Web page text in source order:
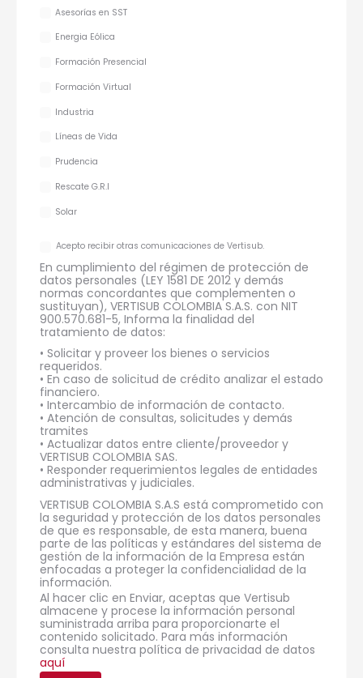
Asesorías en SST
Energia Eólica
Formación Presencial
Formación Virtual
Industria
Líneas de Vida
Prudencia
Rescate G.R.I
Solar
Acepto recibir otras comunicaciones de Vertisub.
En cumplimiento del régimen de protección de
datos personales (LEY 1581 DE 2012 y demás
normas concordantes que complementen o
sustituyan), VERTISUB COLOMBIA S.A.S. con NIT
900.570.681-5, Informa la finalidad del
tratamiento de datos:
• Solicitar y proveer los bienes o servicios
requeridos.
• En caso de solicitud de crédito analizar el estado
financiero.
• Intercambio de información de contacto.
• Atención de consultas, solicitudes y demás
tramites
• Actualizar datos entre cliente/proveedor y
VERTISUB COLOMBIA SAS.
• Responder requerimientos legales de entidades
administrativas y judiciales.
VERTISUB COLOMBIA S.A.S está comprometido con
la seguridad y protección de los datos personales
de que es responsable, de esta manera, buena
parte de las políticas y estándares del sistema de
gestión de la información de la Empresa están
enfocadas a proteger la confidencialidad de la
información.
Al hacer clic en Enviar, aceptas que Vertisub
almacene y procese la información personal
suministrada arriba para proporcionarte el
contenido solicitado. Para más información
consulta nuestra política de privacidad de datos
aquí